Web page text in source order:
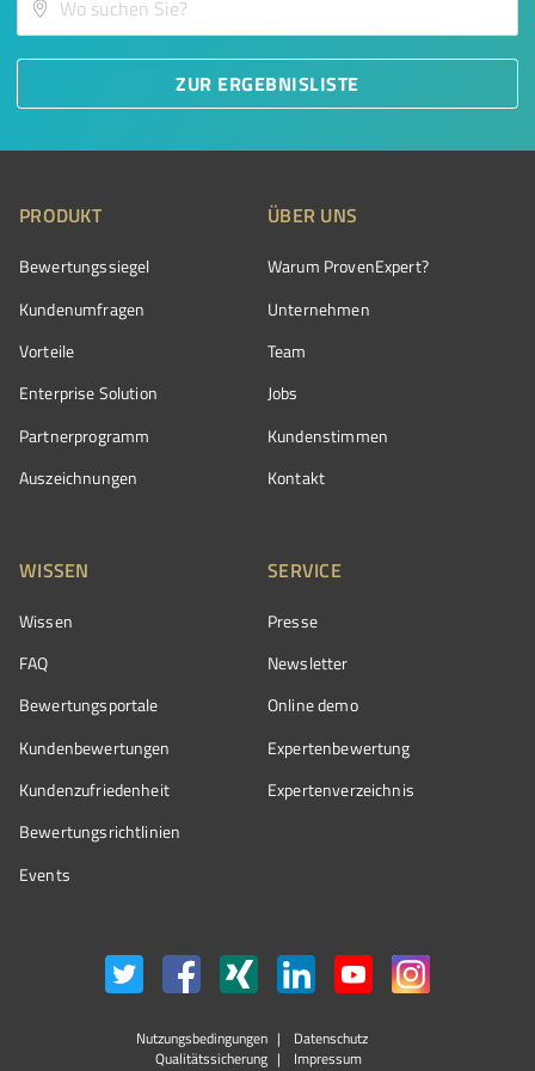
ZUR ERGEBNISLISTE
PRODUKT
Bewertungssiegel
Kundenumfragen
Vorteile
Enterprise Solution
Partnerprogramm
Auszeichnungen
ÜBER UNS
Warum ProvenExpert?
Unternehmen
Team
Jobs
Kundenstimmen
Kontakt
WISSEN
Wissen
FAQ
Bewertungsportale
Kundenbewertungen
Kundenzufriedenheit
Bewertungs­richtlinien
Events
SERVICE
Presse
Newsletter
Online demo
Expertenbewertung
Expertenverzeichnis
Nutzungsbedingungen
Datenschutz
Qualitätssicherung
Impressum